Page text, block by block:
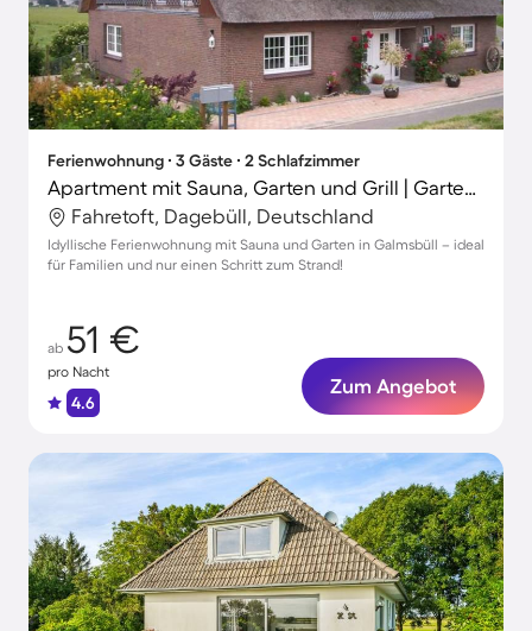
Ferienwohnung ∙ 3 Gäste ∙ 2 Schlafzimmer
Apartment mit Sauna, Garten und Grill | Gartenblick
Fahretoft, Dagebüll, Deutschland
Idyllische Ferienwohnung mit Sauna und Garten in Galmsbüll – ideal
für Familien und nur einen Schritt zum Strand!
ab 51 €
pro Nacht
4.6
Zum Angebot